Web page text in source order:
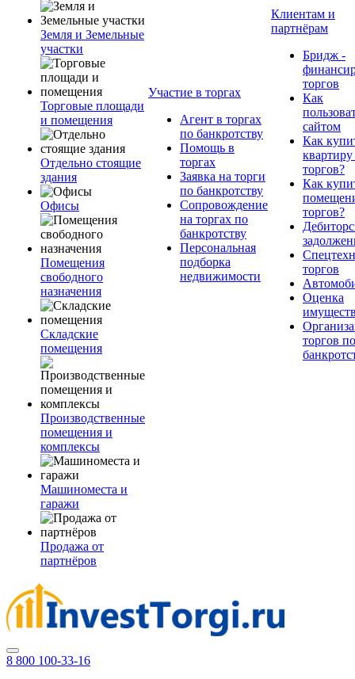
Земля и Земельные
участки
Торговые площади
и помещения
Отдельно стоящие
здания
Офисы
Помещения
свободного
назначения
Складские
помещения
Производственные
помещения и
комплексы
Машиноместа и
гаражи
Продажа от
партнёров
Участие в торгах
Агент в торгах
по банкротству
Помощь в
торгах
Заявка на торги
по банкротству
Сопровождение
на торгах по
банкротству
Персональная
подборка
недвижимости
Клиентам и
партнёрам
Бридж -
торгов
Как
сайтом
Как
квартиру
торгов?
Как
торгов?
торгов
Оценка
торгов по
8 800 100-33-16